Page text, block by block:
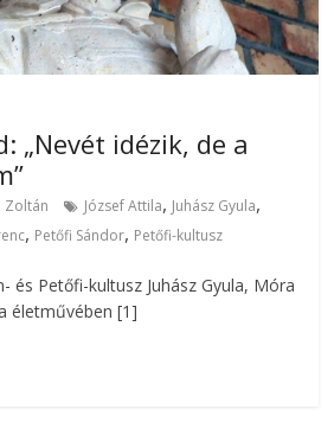
„Nevét idézik, de a
Zoltán József Attila, Juhász Gyula,
, Petőfi Sándor, Petőfi-kultusz
és Petőfi-kultusz Juhász Gyula, Móra
életművében [1]